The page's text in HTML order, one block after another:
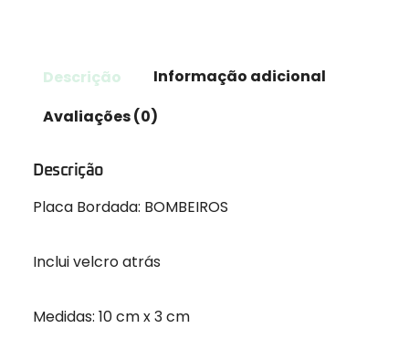
Descrição
Informação adicional
Avaliações (0)
Descrição
Placa Bordada: BOMBEIROS
Inclui velcro atrás
Medidas: 10 cm x 3 cm